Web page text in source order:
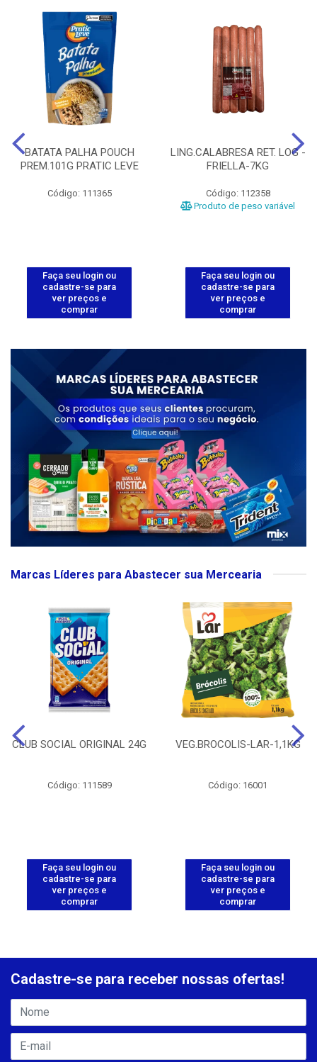
BATATA PALHA POUCH
PREM.101G PRATIC LEVE
Código: 111365
Faça seu login ou
cadastre-se para
ver preços e
comprar
LING.CALABRESA RET. LOG -
FRIELLA-7KG
Código: 112358
Produto de peso variável
Faça seu login ou
cadastre-se para
ver preços e
comprar
Marcas Líderes para Abastecer sua Mercearia
CLUB SOCIAL ORIGINAL 24G
Código: 111589
Faça seu login ou
cadastre-se para
ver preços e
comprar
VEG.BROCOLIS-LAR-1,1KG
Código: 16001
Faça seu login ou
cadastre-se para
ver preços e
comprar
Cadastre-se para receber nossas ofertas!